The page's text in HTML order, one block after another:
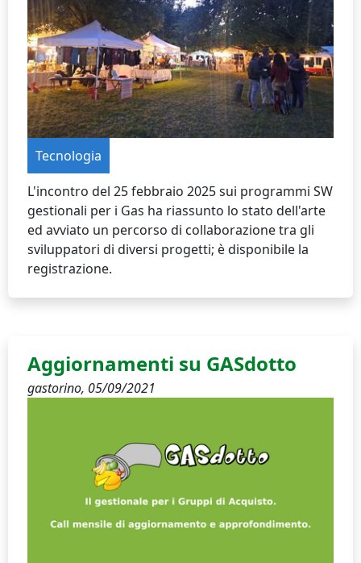
Tecnologia
L'incontro del 25 febbraio 2025 sui programmi SW
gestionali per i Gas ha riassunto lo stato dell'arte
ed avviato un percorso di collaborazione tra gli
sviluppatori di diversi progetti; è disponibile la
registrazione.
Aggiornamenti su GASdotto
gastorino, 05/09/2021